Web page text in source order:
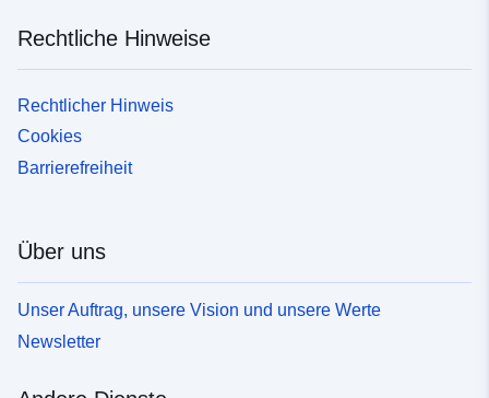
Rechtliche Hinweise
Rechtlicher Hinweis
Cookies
Barrierefreiheit
Über uns
Unser Auftrag, unsere Vision und unsere Werte
Newsletter